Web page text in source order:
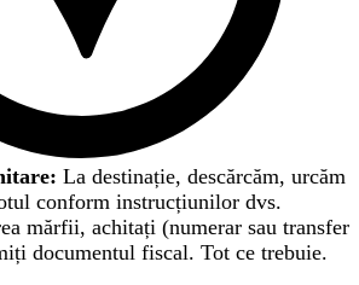
La destinație, descărcăm, urcăm
conform instrucțiunilor dvs.
mărfii, achitați (numerar sau transfer
documentul fiscal. Tot ce trebuie.